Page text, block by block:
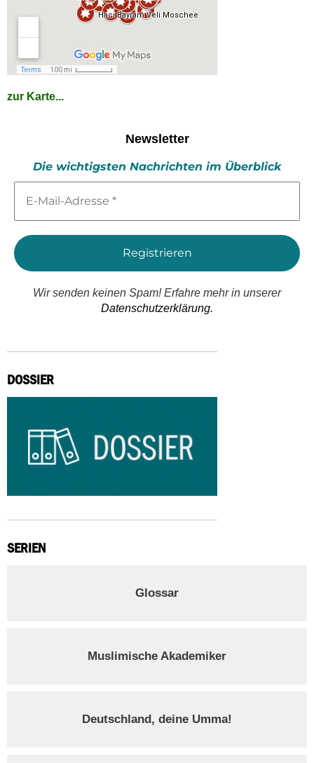
zur Karte...
Newsletter
Die wichtigsten Nachrichten im Überblick
Mail-
*
Wir senden keinen Spam! Erfahre mehr in unserer
Datenschutzerklärung.
DOSSIER
SERIEN
Glossar
Muslimische Akademiker
Deutschland, deine Umma!